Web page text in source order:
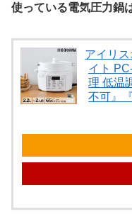
使っている電気圧力鍋
アイリ
イト
理 低温
不可』